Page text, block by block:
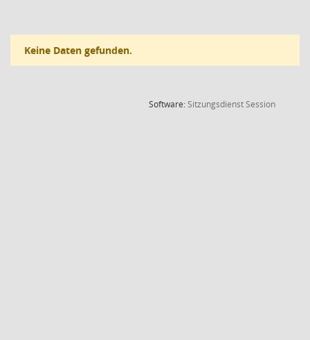
Keine Daten gefunden.
Software:SitzungsdienstSession(Wird in